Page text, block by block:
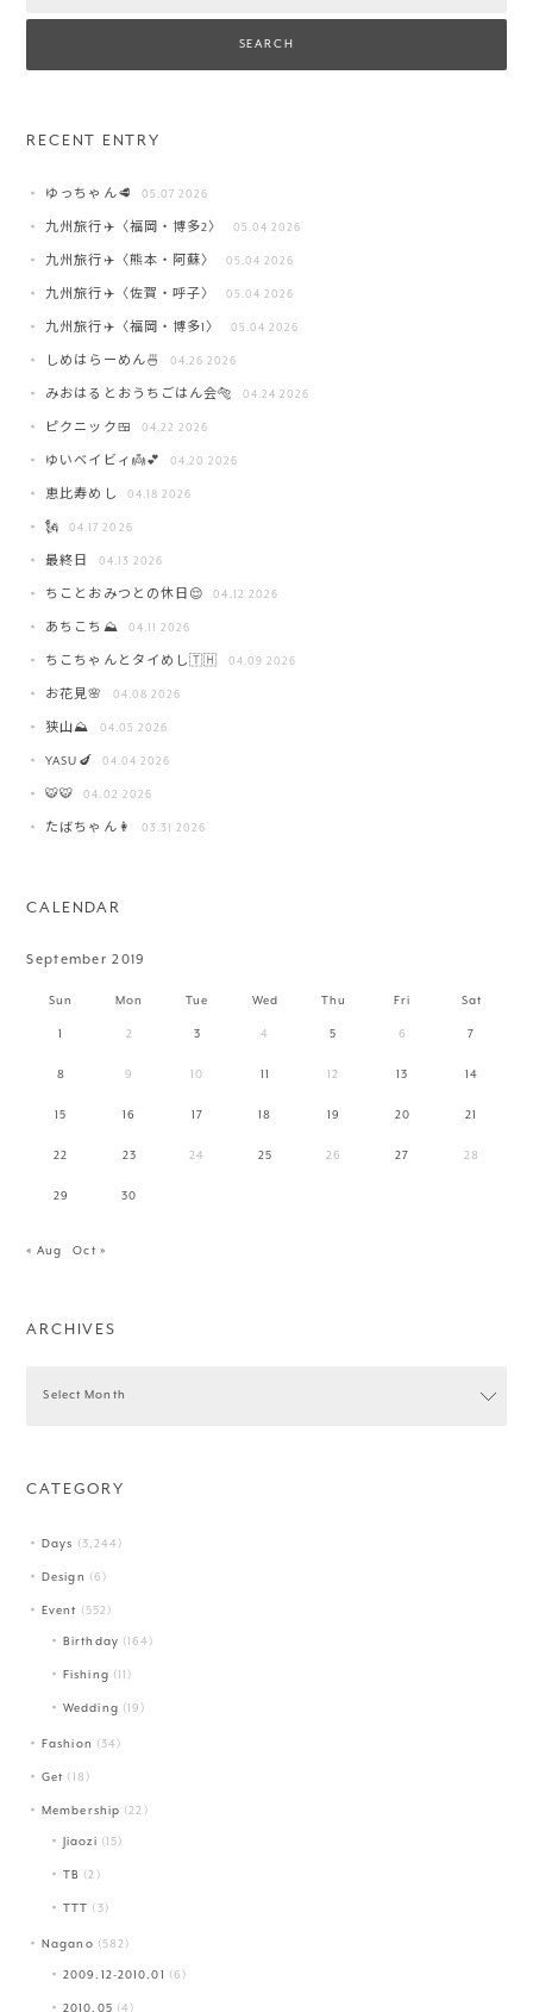
RECENT ENTRY
ゆっちゃん🥩 05.07 2026
九州旅行✈️〈福岡・博多2〉 05.04 2026
九州旅行✈️〈熊本・阿蘇〉 05.04 2026
九州旅行✈️〈佐賀・呼子〉 05.04 2026
九州旅行✈️〈福岡・博多1〉 05.04 2026
しめはらーめん🍜 04.26 2026
みおはるとおうちごはん会🐅 04.24 2026
ピクニック🍱 04.22 2026
ゆいベイビィ👼💕 04.20 2026
恵比寿めし 04.18 2026
🗽 04.17 2026
最終日 04.13 2026
ちことおみつとの休日😌 04.12 2026
あちこち⛰️ 04.11 2026
ちこちゃんとタイめし🇹🇭 04.09 2026
お花見🌸 04.08 2026
狭山⛰️ 04.05 2026
YASU🍆 04.04 2026
🐯🐯 04.02 2026
たばちゃん👩 03.31 2026
CALENDAR
September 2019
Sun Mon Tue Wed Thu Fri Sat
1 2 3 4 5 6 7
8 9 10 11 12 13 14
15 16 17 18 19 20 21
22 23 24 25 26 27 28
29 30
« Aug Oct »
ARCHIVES
CATEGORY
Days (3,244)
Design (6)
Event (552)
Birthday (164)
Fishing (11)
Wedding (19)
Fashion (34)
Get (18)
Membership (22)
Jiaozi (15)
TB (2)
TTT (3)
Nagano (582)
2009.12-2010.01 (6)
2010.05 (4)